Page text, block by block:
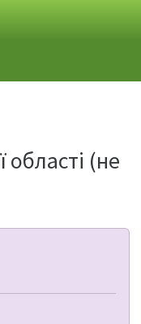
(не